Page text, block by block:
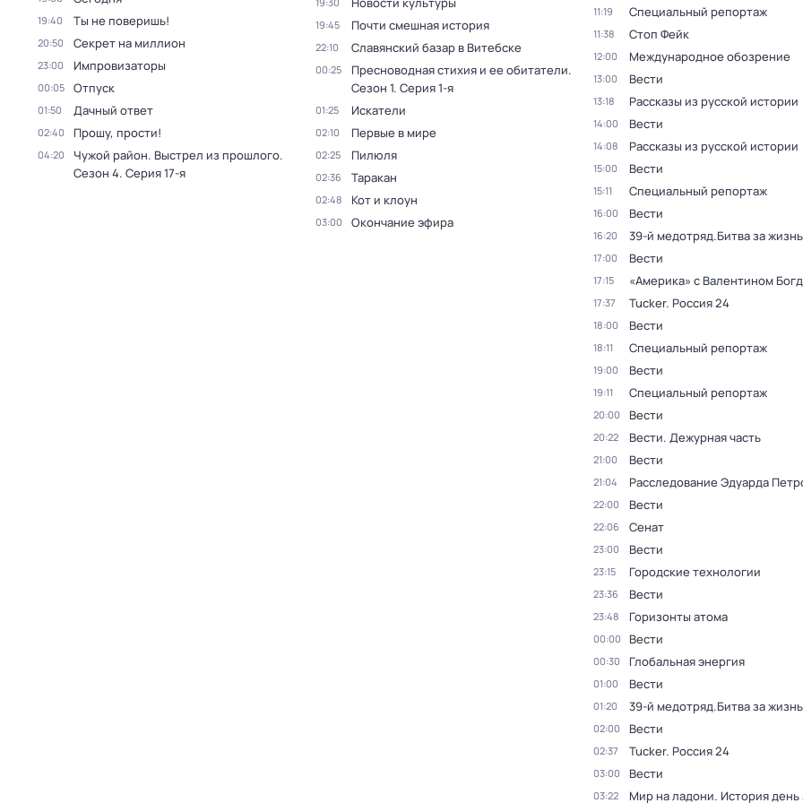
19:40 Ты не поверишь!
20:50 Секрет на миллион
23:00 Импровизаторы
00:05 Отпуск
01:50 Дачный ответ
02:40 Прошу, прости!
04:20 Чужой район. Выстрел из прошлого.
Сезон 4. Серия 17-я
19:45 Почти смешная история
22:10 Славянский базар в Витебске
00:25 Пресноводная стихия и ее обитатели.
Сезон 1. Серия 1-я
01:25 Искатели
02:10 Первые в мире
02:25 Пилюля
02:36 Таракан
02:48 Кот и клоун
03:00 Окончание эфира
11:19 Специальный репортаж
11:38 Стоп Фейк
12:00 Международное обозрение
13:00 Вести
13:18 Рассказы из русской истории
14:00 Вести
14:08 Рассказы из русской истории
15:00 Вести
15:11 Специальный репортаж
16:00 Вести
16:20 39-й медотряд.Битва за жизнь
17:00 Вести
17:15 «Америка» с Валентином
17:37 Tucker. Россия 24
18:00 Вести
18:11 Специальный репортаж
19:00 Вести
19:11 Специальный репортаж
20:00 Вести
20:22 Вести. Дежурная часть
21:00 Вести
21:04 Расследование Эдуарда
22:00 Вести
22:06 Сенат
23:00 Вести
23:15 Городские технологии
23:36 Вести
23:48 Горизонты атома
00:00 Вести
00:30 Глобальная энергия
01:00 Вести
01:20 39-й медотряд.Битва за жизнь
02:00 Вести
02:37 Tucker. Россия 24
03:00 Вести
03:22 Мир на ладони. История день